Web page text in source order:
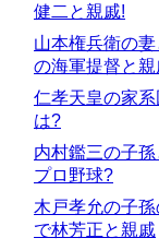
健二と親戚!
山本権兵衛の
の海軍提督と親
仁孝天皇の家
は?
内村鑑三の子
プロ野球?
木戸孝允の子
で林芳正と親戚